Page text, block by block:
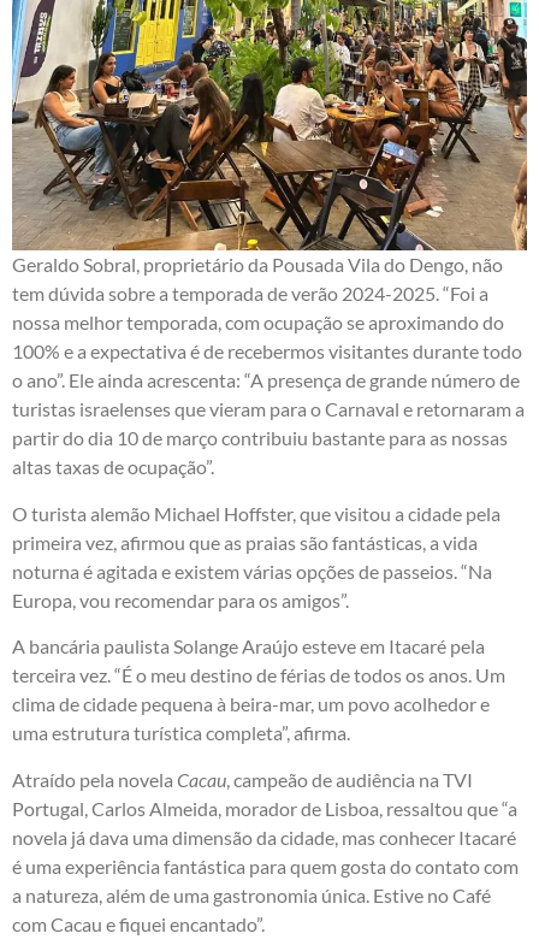
Geraldo Sobral, proprietário da Pousada Vila do Dengo, não
tem dúvida sobre a temporada de verão 2024-2025. “Foi a
nossa melhor temporada, com ocupação se aproximando do
100% e a expectativa é de recebermos visitantes durante todo
o ano”. Ele ainda acrescenta: “A presença de grande número de
turistas israelenses que vieram para o Carnaval e retornaram a
partir do dia 10 de março contribuiu bastante para as nossas
altas taxas de ocupação”.
O turista alemão Michael Hoffster, que visitou a cidade pela
primeira vez, afirmou que as praias são fantásticas, a vida
noturna é agitada e existem várias opções de passeios. “Na
Europa, vou recomendar para os amigos”.
A bancária paulista Solange Araújo esteve em Itacaré pela
terceira vez. “É o meu destino de férias de todos os anos. Um
clima de cidade pequena à beira-mar, um povo acolhedor e
uma estrutura turística completa”, afirma.
Atraído pela novela Cacau , campeão de audiência na TVI
Portugal, Carlos Almeida, morador de Lisboa, ressaltou que “a
novela já dava uma dimensão da cidade, mas conhecer Itacaré
é uma experiência fantástica para quem gosta do contato com
a natureza, além de uma gastronomia única. Estive no Café
com Cacau e fiquei encantado”.